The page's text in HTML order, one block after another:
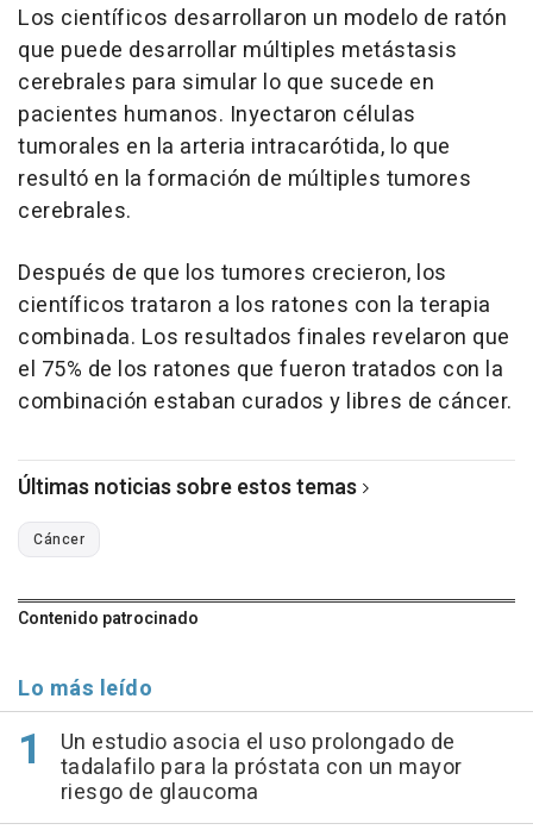
Los científicos desarrollaron un modelo de ratón
que puede desarrollar múltiples metástasis
cerebrales para simular lo que sucede en
pacientes humanos. Inyectaron células
tumorales en la arteria intracarótida, lo que
resultó en la formación de múltiples tumores
cerebrales.
Después de que los tumores crecieron, los
científicos trataron a los ratones con la terapia
combinada. Los resultados finales revelaron que
el 75% de los ratones que fueron tratados con la
combinación estaban curados y libres de cáncer.
Últimas noticias sobre estos temas
Cáncer
Contenido patrocinado
Lo más leído
Un estudio asocia el uso prolongado de
tadalafilo para la próstata con un mayor
riesgo de glaucoma